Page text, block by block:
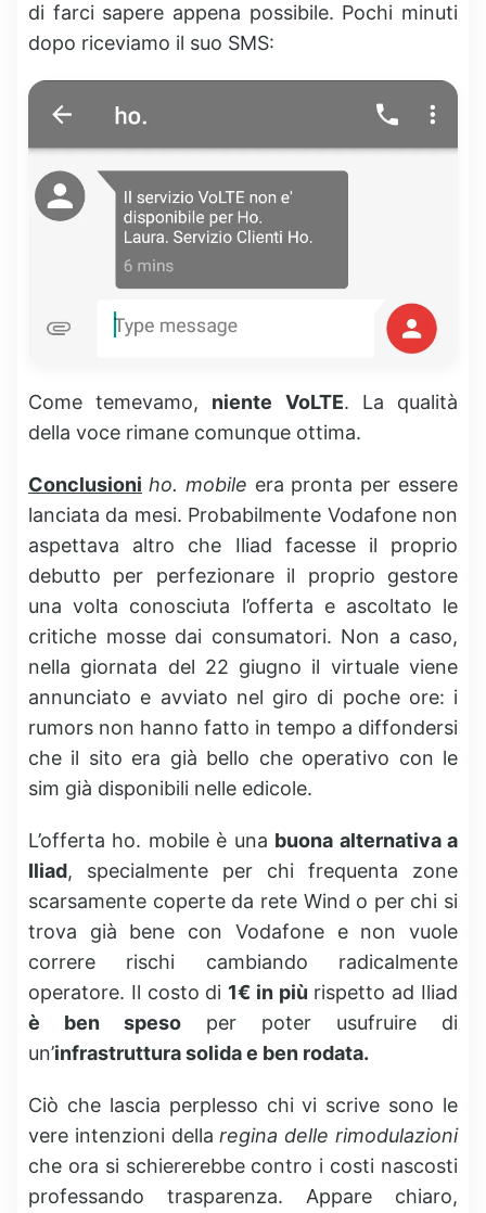
di farci sapere appena possibile. Pochi minuti
dopo riceviamo il suo SMS:
Come temevamo, niente VoLTE. La qualità
della voce rimane comunque ottima.
Conclusioni ho. mobile era pronta per essere
lanciata da mesi. Probabilmente Vodafone non
aspettava altro che Iliad facesse il proprio
debutto per perfezionare il proprio gestore
una volta conosciuta l’offerta e ascoltato le
critiche mosse dai consumatori. Non a caso,
nella giornata del 22 giugno il virtuale viene
annunciato e avviato nel giro di poche ore: i
rumors non hanno fatto in tempo a diffondersi
che il sito era già bello che operativo con le
sim già disponibili nelle edicole.
L’offerta ho. mobile è una buona alternativa a
Iliad, specialmente per chi frequenta zone
scarsamente coperte da rete Wind o per chi si
trova già bene con Vodafone e non vuole
correre rischi cambiando radicalmente
operatore. Il costo di 1€ in più rispetto ad Iliad
è ben speso per poter usufruire di
un’infrastruttura solida e ben rodata.
Ciò che lascia perplesso chi vi scrive sono le
vere intenzioni dellaregina delle rimodulazioni
che ora si schiererebbe contro i costi nascosti
professando trasparenza. Appare chiaro,